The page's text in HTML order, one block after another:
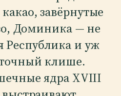
завёрнутые
Доминика — не
и уж
клише.
ядра XVIII